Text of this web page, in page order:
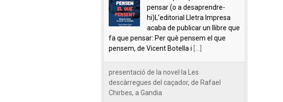
pensar (o a desaprendre-
hi)L’editorial Lletra Impresa
acaba de publicar un llibre que
fa que pensar: Per què pensem el que
pensem, de Vicent Botella i
presentació de la novel·la Les
descàrregues del caçador, de Rafael
Chirbes, a Gandia